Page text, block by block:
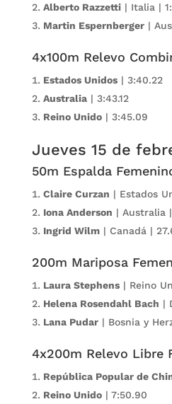
Alberto Razzetti| Italia |
Martin Espernberger|
4x100m Relevo
Estados Unidos| 3:40.22
Australia| 3:43.12
Reino Unido| 3:45.09
Jueves 15 de
50m Espalda
Claire Curzan | Estados
Iona Anderson | Australia
Ingrid Wilm| Canadá |
200m Mariposa
Laura Stephens| Reino
Helena Rosendahl Bach |
Lana Pudar| Bosnia y
4x200m Relevo Libre
República Popular de
Reino Unido| 7:50.90